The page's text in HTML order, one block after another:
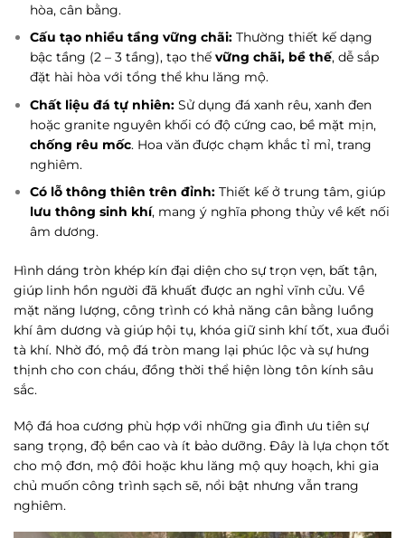
hòa, cân bằng.
Cấu tạo nhiều tầng vững chãi: Thường thiết kế dạng
bậc tầng (2 – 3 tầng), tạo thếvững chãi, bề thế, dễ sắp
đặt hài hòa với tổng thể khu lăng mộ.
Chất liệu đá tự nhiên: Sử dụng đá xanh rêu, xanh đen
hoặc granite nguyên khối có độ cứng cao, bề mặt mịn,
chống rêu mốc. Hoa văn được chạm khắc tỉ mỉ, trang
nghiêm.
Có lỗ thông thiên trên đỉnh: Thiết kế ở trung tâm, giúp
lưu thông sinh khí, mang ý nghĩa phong thủy về kết nối
âm dương.
Hình dáng tròn khép kín đại diện cho sự trọn vẹn, bất tận,
giúp linh hồn người đã khuất được an nghỉ vĩnh cửu. Về
mặt năng lượng, công trình có khả năng cân bằng luồng
khí âm dương và giúp hội tụ, khóa giữ sinh khí tốt, xua đuổi
tà khí. Nhờ đó, mộ đá tròn mang lại phúc lộc và sự hưng
thịnh cho con cháu, đồng thời thể hiện lòng tôn kính sâu
sắc.
Mộ đá hoa cương phù hợp với những gia đình ưu tiên sự
sang trọng, độ bền cao và ít bảo dưỡng. Đây là lựa chọn tốt
cho mộ đơn, mộ đôi hoặc khu lăng mộ quy hoạch, khi gia
chủ muốn công trình sạch sẽ, nổi bật nhưng vẫn trang
nghiêm.